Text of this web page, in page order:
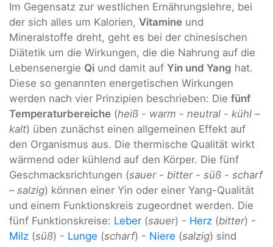
Im Gegensatz zur westlichen Ernährungslehre, bei
der sich alles um Kalorien, Vitamine und
Mineralstoffe dreht, geht es bei der chinesischen
Diätetik um die Wirkungen, die die Nahrung auf die
Lebensenergie Qi und damit auf Yin und Yang hat.
Diese so genannten energetischen Wirkungen
werden nach vier Prinzipien beschrieben: Die fünf
Temperaturbereiche (heiß - warm - neutral - kühl –
kalt) üben zunächst einen allgemeinen Effekt auf
den Organismus aus. Die thermische Qualität wirkt
wärmend oder kühlend auf den Körper. Die fünf
Geschmacksrichtungen (sauer - bitter - süß - scharf
– salzig) können einer Yin oder einer Yang-Qualität
und einem Funktionskreis zugeordnet werden. Die
fünf Funktionskreise: Leber (sauer) - Herz (bitter) -
Milz (süß) - Lunge (scharf) - Niere (salzig) sind